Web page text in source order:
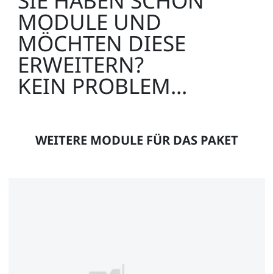
MODULE UND
MÖCHTEN DIESE
ERWEITERN?
KEIN PROBLEM...
WEITERE MODULE FÜR DAS PAKET